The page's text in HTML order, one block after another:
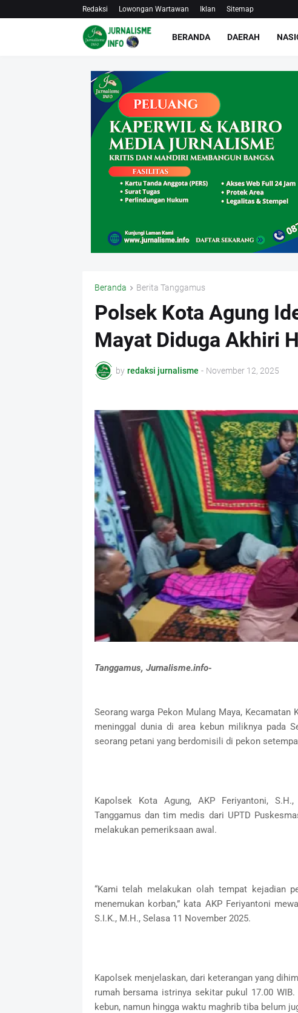
Redaksi Lowongan Wartawan Iklan Sitemap
BERANDA DAERAH
Beranda Berita Tanggamus
Polsek Kota Agung
Mayat Diduga Akhiri
by redaksi jurnalisme - November 12, 2025
Tanggamus, Jurnalisme.info-
Seorang warga Pekon Mulang Maya, Kecamatan
meninggal dunia di area kebun miliknya pada
seorang petani yang berdomisili di pekon
Kapolsek Kota Agung, AKP Feriyantoni,
Tanggamus dan tim medis dari UPTD
melakukan pemeriksaan awal.
“Kami telah melakukan olah tempat kejadian
menemukan korban,” kata AKP Feriyantoni
S.I.K., M.H., Selasa 11 November 2025.
Kapolsek menjelaskan, dari keterangan yang
rumah bersama istrinya sekitar pukul 17.00
kebun, namun hingga waktu maghrib tiba belum